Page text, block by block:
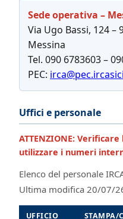
Sede operativa –
Via Ugo Bassi, 124 –
Messina
Tel. 090 6783603 –
PEC:
Uffici e personale
ATTENZIONE:
utilizzare i numeri
Elenco del personale
Ultima modifica 20/07/
UFFICIO STAMPA/